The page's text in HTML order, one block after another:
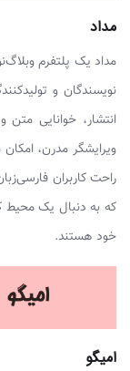
مداد
مداد یک پلتفرم
نویسندگان و
انتشار، خوانایی
ویرایشگر مدرن،
راحت کاربران
که به دنبال یک محیط
خود هستند.
امیگو